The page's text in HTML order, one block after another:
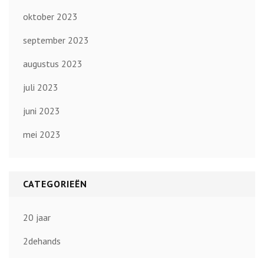
oktober 2023
september 2023
augustus 2023
juli 2023
juni 2023
mei 2023
CATEGORIEËN
20 jaar
2dehands